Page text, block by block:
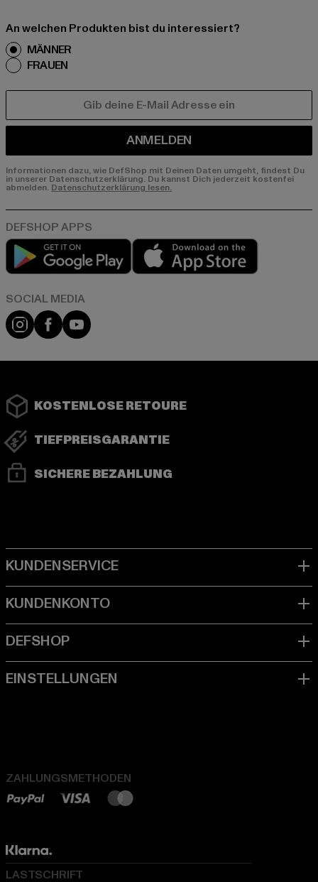
An welchen Produkten bist du interessiert?
MÄNNER
FRAUEN
ANMELDEN
Informationen dazu, wie DefShop mit Deinen Daten umgeht, findest Du
in unserer Datenschutzerklärung. Du kannst Dich jederzeit kostenfei
abmelden. Datenschutzerklärung lesen.
Play market
Instagram
FacebookYouTube
KOSTENLOSE RETOURE
TIEFPREISGARANTIE
SICHERE BEZAHLUNG
ZAHLUNGSMETHODEN
LASTSCHRIFT